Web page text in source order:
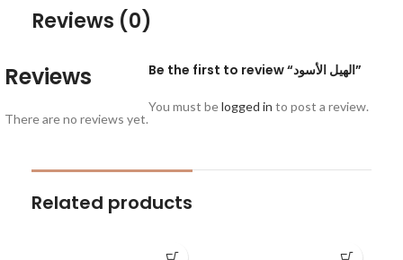
Reviews (0)
Reviews
There are no reviews yet.
Be the first to review “الهيل الأسود”
You must belogged in to post a review.
Related products